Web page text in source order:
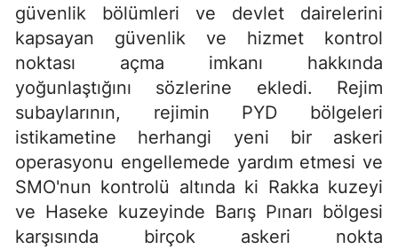
güvenlik bölümleri ve devlet dairelerini
kapsayan güvenlik ve hizmet kontrol
noktası açma imkanı hakkında
yoğunlaştığını sözlerine ekledi. Rejim
subaylarının, rejimin PYD bölgeleri
istikametine herhangi yeni bir askeri
operasyonu engellemede yardım etmesi ve
SMO'nun kontrolü altında ki Rakka kuzeyi
ve Haseke kuzeyinde Barış Pınarı bölgesi
karşısında birçok askeri nokta